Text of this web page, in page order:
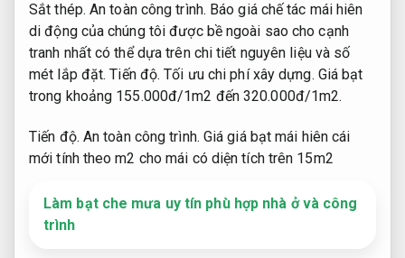
Sắt thép. An toàn công trình. Báo giá chế tác mái hiên
di động của chúng tôi được bề ngoài sao cho cạnh
tranh nhất có thể dựa trên chi tiết nguyên liệu và số
mét lắp đặt.Tiến độ. Tối ưu chi phí xây dựng. Giá bạt
trong khoảng 155.000đ/1m2 đến 320.000đ/1m2.
Tiến độ. An toàn công trình. Giá giá bạt mái hiên cái
mới tính theo m2 cho mái có diện tích trên 15m2
Làm bạt che mưa uy tín phù hợp nhà ở và công
trình